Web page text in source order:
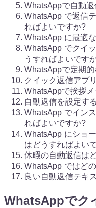
WhatsAppで自動
WhatsApp で返信
ればよいですか?
WhatsApp に最適
WhatsApp でクイ
うすればよいです
WhatsAppで定期
クイック返信アプ
WhatsAppで挨拶
自動返信を設定す
WhatsApp でイン
ればよいですか?
WhatsApp にショ
はどうすればよい
休暇の自動返信は
WhatsApp ではど
良い自動返信テキ
WhatsAppでク